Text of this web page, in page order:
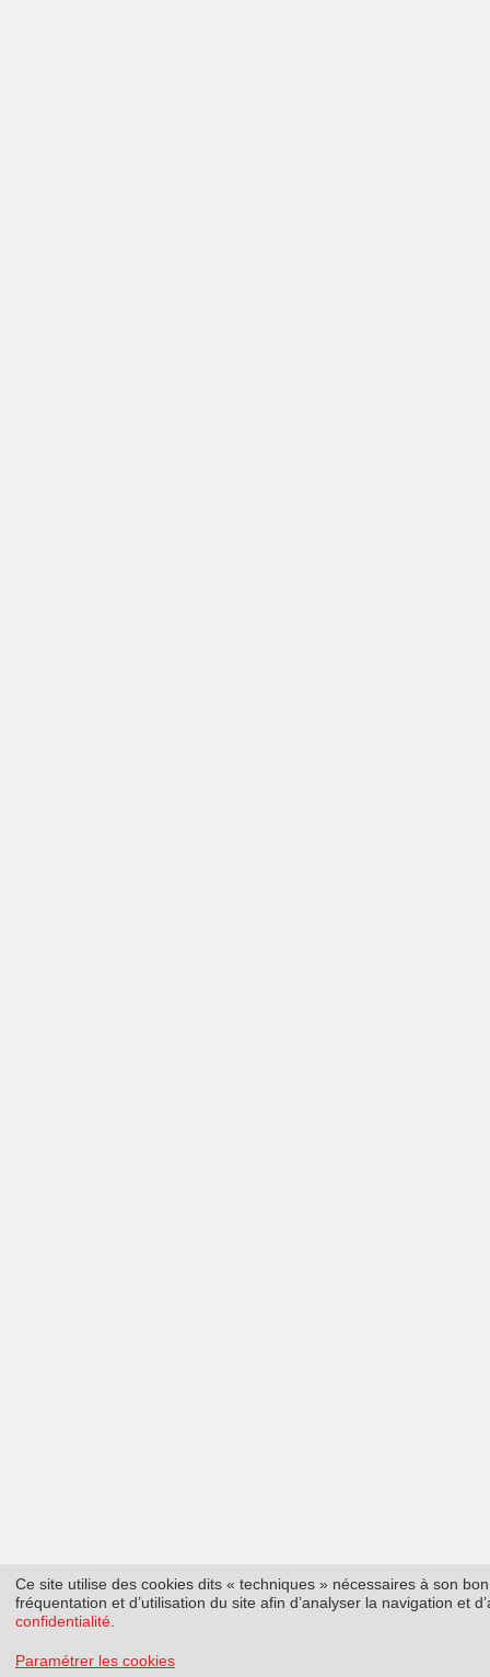
Ce site utilise des cookies dits « techniques » nécessaires à son
fréquentation et d’utilisation du site afin d’analyser la navigation et
confidentialité
Paramétrer les cookies